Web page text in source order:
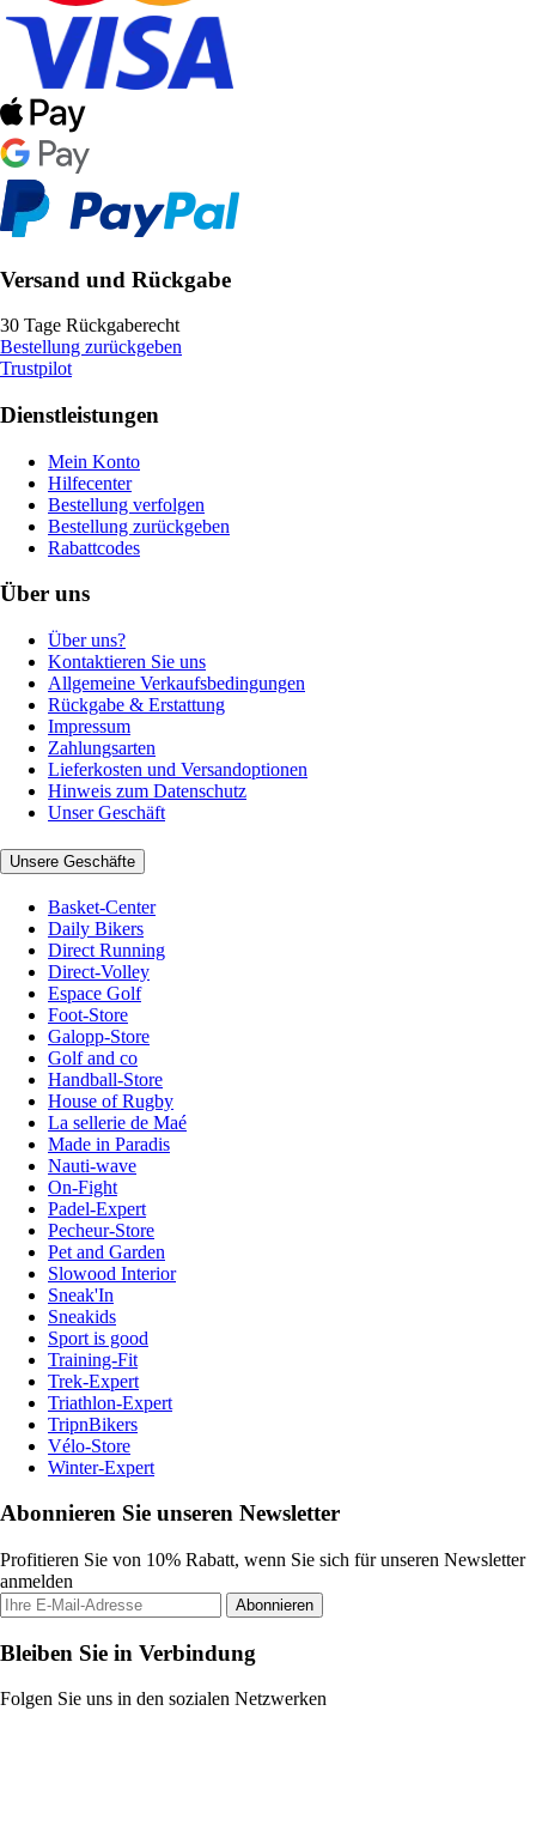
Versand und Rückgabe
30 Tage Rückgaberecht
Bestellung zurückgeben
Trustpilot
Dienstleistungen
Mein Konto
Hilfecenter
Bestellung verfolgen
Bestellung zurückgeben
Rabattcodes
Über uns
Über uns?
Kontaktieren Sie uns
Allgemeine Verkaufsbedingungen
Rückgabe & Erstattung
Impressum
Zahlungsarten
Lieferkosten und Versandoptionen
Hinweis zum Datenschutz
Unser Geschäft
Unsere Geschäfte
Basket-Center
Daily Bikers
Direct Running
Direct-Volley
Espace Golf
Foot-Store
Galopp-Store
Golf and co
Handball-Store
House of Rugby
La sellerie de Maé
Made in Paradis
Nauti-wave
On-Fight
Padel-Expert
Pecheur-Store
Pet and Garden
Slowood Interior
Sneak'In
Sneakids
Sport is good
Training-Fit
Trek-Expert
Triathlon-Expert
TripnBikers
Vélo-Store
Winter-Expert
Abonnieren Sie unseren Newsletter
Profitieren Sie von 10% Rabatt, wenn Sie sich für unseren Newsletter
anmelden
Abonnieren
Bleiben Sie in Verbindung
Folgen Sie uns in den sozialen Netzwerken